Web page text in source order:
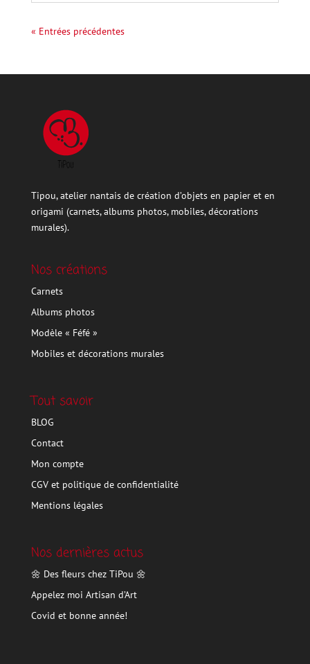
« Entrées précédentes
Tipou, atelier nantais de création d’objets en papier et en
origami (carnets, albums photos, mobiles, décorations
murales).
Nos créations
Carnets
Albums photos
Modèle « Féfé »
Mobiles et décorations murales
Tout savoir
BLOG
Contact
Mon compte
CGV et politique de confidentialité
Mentions légales
Nos dernières actus
🌼 Des fleurs chez TiPou 🌼
Appelez moi Artisan d’Art
Covid et bonne année!